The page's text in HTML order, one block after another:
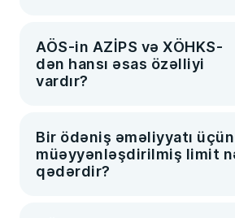
AÖS-in AZİPS və XÖHKS-
dən hansı əsas özəlliyi
vardır?
Bir ödəniş əməliyyatı üçün
müəyyənləşdirilmiş limit
qədərdir?